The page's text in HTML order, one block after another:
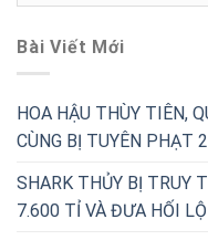
Bài Viết Mới
HOA HẬU THÙY TIÊN,
CÙNG BỊ TUYÊN PHẠT
SHARK THỦY BỊ TRUY
7.600 TỈ VÀ ĐƯA HỐI